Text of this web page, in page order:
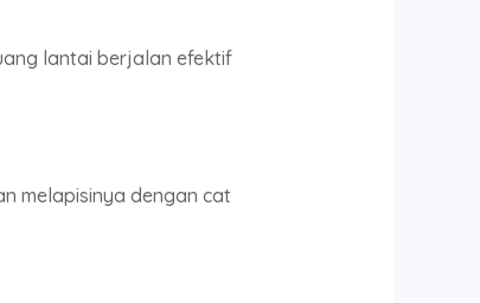
lantai berjalan efektif
melapisinya dengan cat